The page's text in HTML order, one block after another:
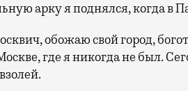
арку я поднялся, когда в
обожаю свой город,
где я никогда не был.